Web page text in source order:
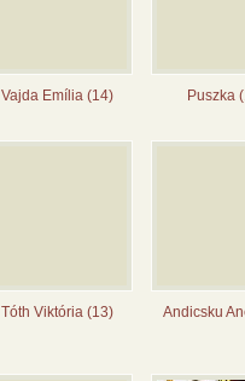
Vajda Emília (14) Puszka
Tóth Viktória (13) Andicsku